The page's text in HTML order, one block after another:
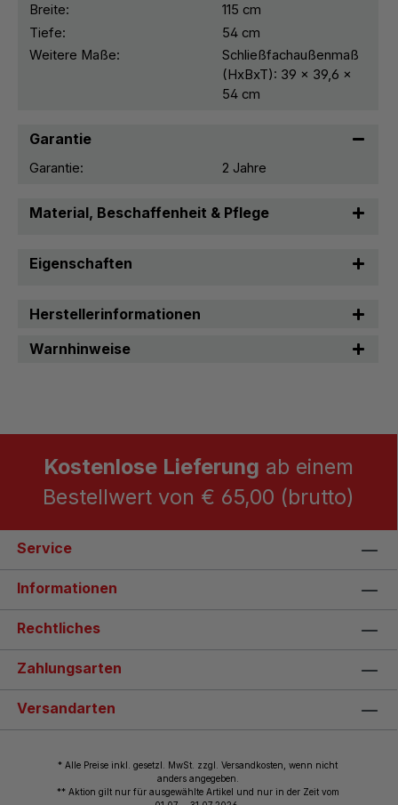
Breite:
115 cm
Tiefe:
54 cm
Weitere Maße:
Schließfachaußenmaß
(HxBxT): 39 x 39,6 x
54 cm
Garantie
Garantie: 2 Jahre
Material, Beschaffenheit & Pflege
Eigenschaften
Herstellerinformationen
Warnhinweise
Kostenlose Lieferung ab einem
Bestellwert von € 65,00 (brutto)
Service
Informationen
Rechtliches
Zahlungsarten
Versandarten
* Alle Preise inkl. gesetzl. MwSt. zzgl. Versandkosten, wenn nicht
anders angegeben.
** Aktion gilt nur für ausgewählte Artikel und nur in der Zeit vom